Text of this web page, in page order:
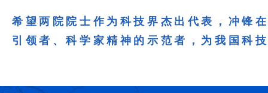
希望两院院士作为科技界杰出代表，冲锋
引领者、科学家精神的示范者，为我国科